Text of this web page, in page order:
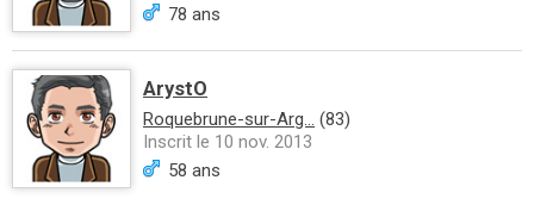
78 ans
ArystO
Roquebrune-sur-Arg... (83)
Inscrit le 10 nov. 2013
58 ans